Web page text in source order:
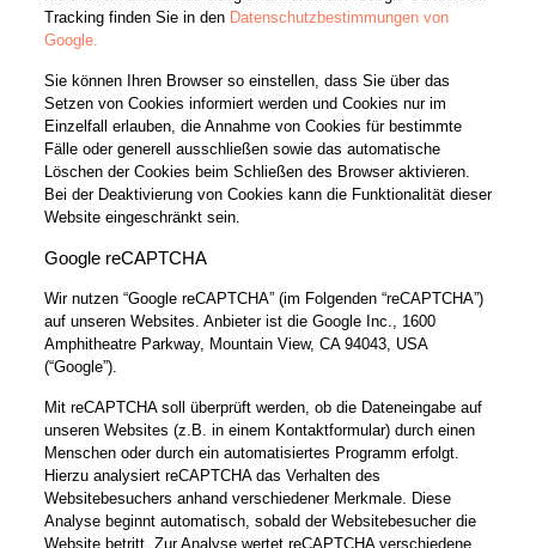
Tracking finden Sie in den Datenschutzbestimmungen von
Google.
Sie können Ihren Browser so einstellen, dass Sie über das
Setzen von Cookies informiert werden und Cookies nur im
Einzelfall erlauben, die Annahme von Cookies für bestimmte
Fälle oder generell ausschließen sowie das automatische
Löschen der Cookies beim Schließen des Browser aktivieren.
Bei der Deaktivierung von Cookies kann die Funktionalität dieser
Website eingeschränkt sein.
Google reCAPTCHA
Wir nutzen “Google reCAPTCHA” (im Folgenden “reCAPTCHA”)
auf unseren Websites. Anbieter ist die Google Inc., 1600
Amphitheatre Parkway, Mountain View, CA 94043, USA
(“Google”).
Mit reCAPTCHA soll überprüft werden, ob die Dateneingabe auf
unseren Websites (z.B. in einem Kontaktformular) durch einen
Menschen oder durch ein automatisiertes Programm erfolgt.
Hierzu analysiert reCAPTCHA das Verhalten des
Websitebesuchers anhand verschiedener Merkmale. Diese
Analyse beginnt automatisch, sobald der Websitebesucher die
Website betritt. Zur Analyse wertet reCAPTCHA verschiedene